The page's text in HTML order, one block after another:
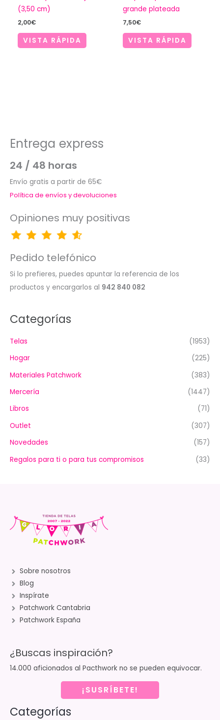
(3,50 cm)
2,00€
VISTA RÁPIDA
grande plateada
7,50€
VISTA RÁPIDA
Entrega express
24 / 48 horas
Envío gratis a partir de 65€
Política de envíos y devoluciones
Opiniones muy positivas
Pedido telefónico
Si lo prefieres, puedes apuntar la referencia de los
productos y encargarlos al 942 840 082
Categorías
Telas
(1953)
Hogar
(225)
Materiales Patchwork
(383)
Mercería
(1447)
Libros
(71)
Outlet
(307)
Novedades
(157)
Regalos para ti o para tus compromisos
(33)
Sobre nosotros
Blog
Inspírate
Patchwork Cantabria
Patchwork España
¿Buscas inspiración?
14.000 aficionados al Pacthwork no se pueden equivocar.
¡SUSRÍBETE!
Categorías